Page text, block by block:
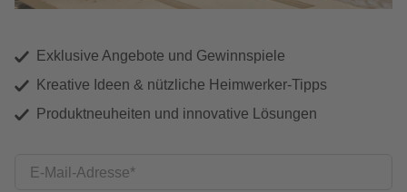
Exklusive Angebote und Gewinnspiele
Kreative Ideen & nützliche Heimwerker-Tipps
Produktneuheiten und innovative Lösungen
E-Mail-Adresse